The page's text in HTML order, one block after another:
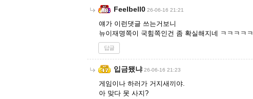
Feelbell0 26-06-16 21:21
얘가 이런댓글 쓰는거보니
뉴이재명쪽이 국힘쪽인건 좀 확실해지네 ㅋㅋㅋㅋㅋ
답글
입금됐냐 26-06-16 21:23
게임이나 하러가 거지새끼야.
아 맞다 못 사지?